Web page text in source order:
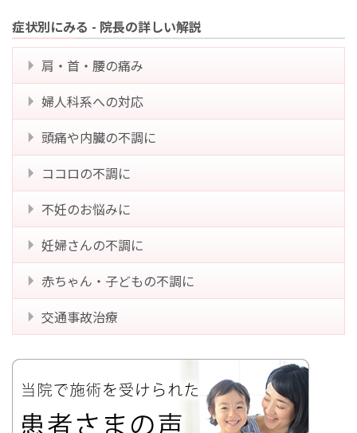
症状別にみる - 院長の詳しい解説
肩・首・腰の痛み
婦人科系への対応
頭痛や内臓の不調に
ココロの不調に
不妊のお悩みに
妊婦さんの不調に
赤ちゃん・子どもの不調に
交通事故治療